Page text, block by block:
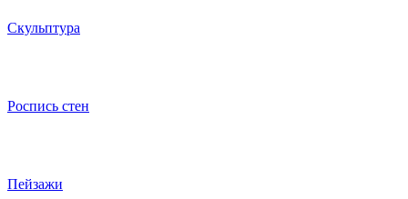
Скульптура
Роспись стен
Пейзажи